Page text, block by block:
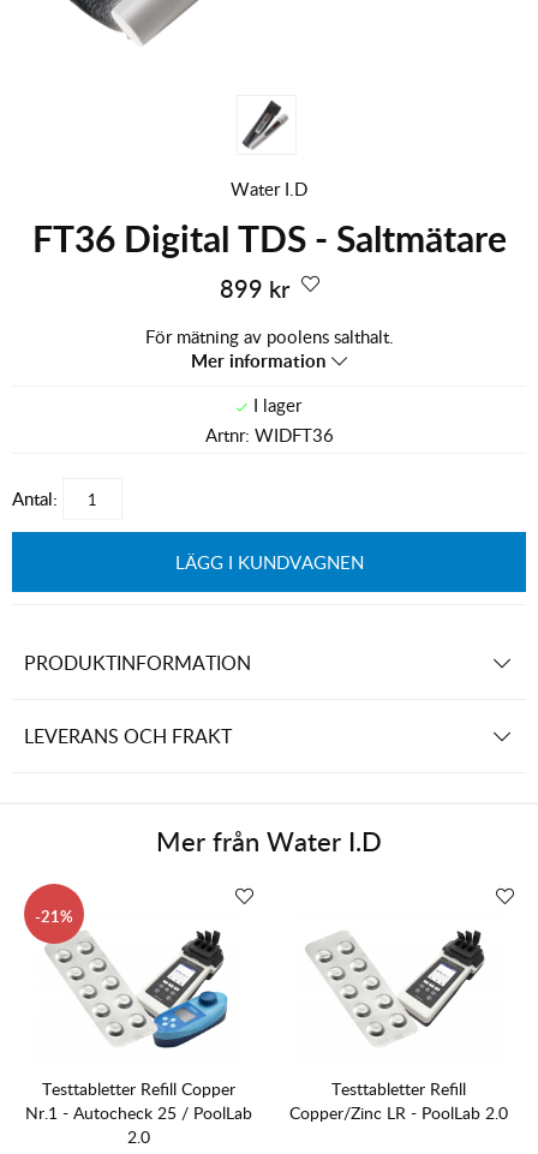
Water I.D
FT36 Digital TDS - Saltmätare
899 kr
För mätning av poolens salthalt.
Mer information
Artnr: WIDFT36
Antal:
LÄGG I KUNDVAGNEN
PRODUKTINFORMATION
LEVERANS OCH FRAKT
Mer från Water I.D
21
Testtabletter Refill Copper
Nr.1 - Autocheck 25 / PoolLab
2.0
Testtabletter Refill
Copper/Zinc LR - PoolLab 2.0